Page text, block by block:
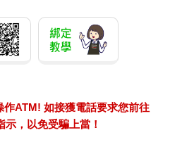
ATM! 如接獲電話要求您前往
，以免受騙上當！